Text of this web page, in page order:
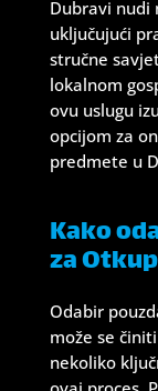
Dubravi nudi
uključujući
stručne
lokalnom
ovu uslugu
opcijom za
predmete u
Kako
za
Odabir
može se
nekoliko